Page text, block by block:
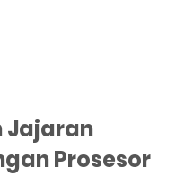
Jajaran
Prosesor